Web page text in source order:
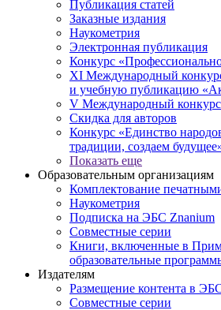
Публикация статей
Заказные издания
Наукометрия
Электронная публикация
Конкурс
XI Международный
и учебную публикацию
V Международный
Скидка для авторов
Конкурс «Единство
традиции, создаем
Показать еще
Образовательным организациям
Комплектование
Наукометрия
Подписка на ЭБС Znanium
Совместные серии
Книги, включенные в
образовательные
Издателям
Размещение контента в
Совместные серии